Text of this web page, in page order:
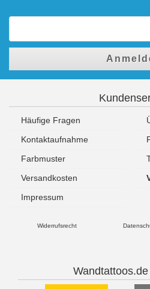
Häufige Fragen
Kontaktaufnahme
Farbmuster
Versandkosten
Impressum
Widerrufsrecht